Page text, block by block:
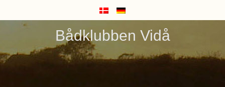
Bådklubben Vidå